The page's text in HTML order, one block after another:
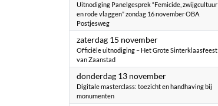
Uitnodiging ​Panelgesprek “Femicide, zwijgcultuur
en rode vlaggen” zondag 16 november OBA
Postjesweg
zaterdag 15 november2025
Officiële uitnodiging – Het Grote Sinterklaasfeest
van Zaanstad
donderdag 13 november2025
Digitale masterclass: toezicht en handhaving bij
monumenten